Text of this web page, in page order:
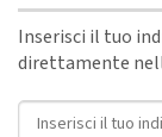
Inserisci il tuo
direttamente
Indirizzo email